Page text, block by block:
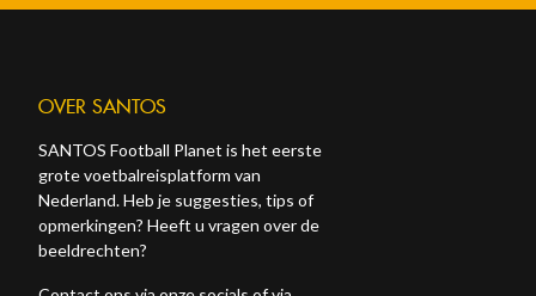
OVER SANTOS
SANTOS Football Planet is het eerste
grote voetbalreisplatform van
Nederland. Heb je suggesties, tips of
opmerkingen? Heeft u vragen over de
beeldrechten?